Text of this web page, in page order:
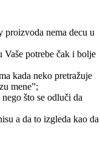
proizvoda nema decu u
potrebe čak i bolje
kada neko pretražuje
mene”;
što se odluči da
a da to izgleda kao da